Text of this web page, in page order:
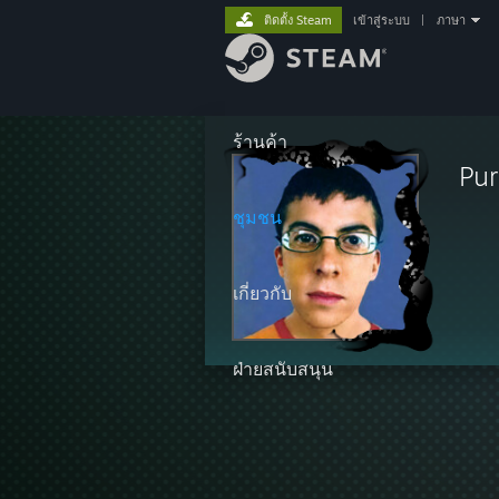
ร้านค้า
ชุมชน
เกี่ยวกับ
ฝ่ายสนับสนุน
ติดตั้ง Steam เข้าสู่ระบบ ภาษา